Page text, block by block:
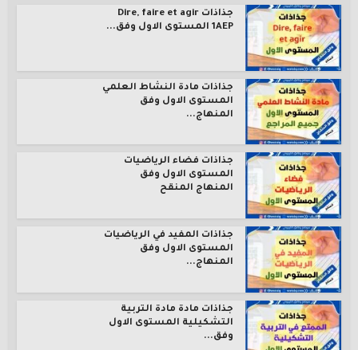
جذاذات Dire, faire et agir
1AEP المستوى الاول وفق...
جذاذات مادة النشاط العلمي
المستوى الاول وفق
المنهاج...
جذاذات فضاء الرياضيات
المستوى الاول وفق
المنهاج المنقح
جذاذات المفيد في الرياضيات
المستوى الاول وفق
المنهاج...
جذاذات مادة مادة التربية
التشكيلية المستوى الاول
وفق...